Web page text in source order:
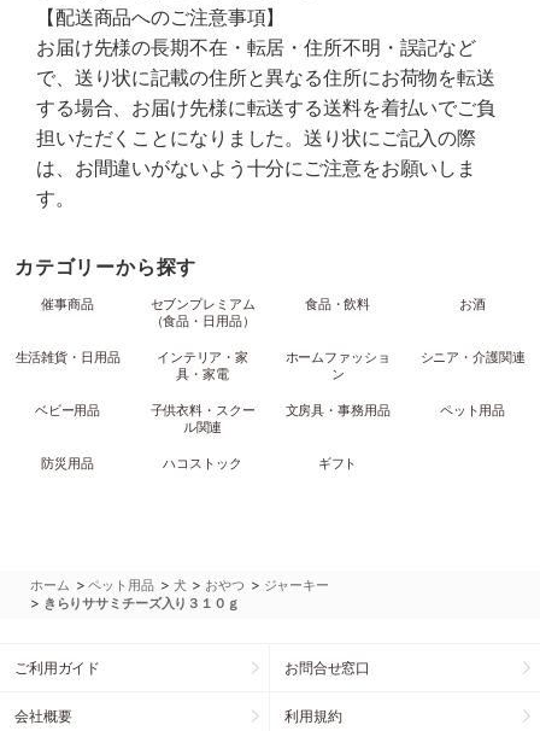
【配送商品へのご注意事項】
お届け先様の長期不在・転居・住所不明・誤記など
で、送り状に記載の住所と異なる住所にお荷物を転送
する場合、お届け先様に転送する送料を着払いでご負
担いただくことになりました。送り状にご記入の際
は、お間違いがないよう十分にご注意をお願いしま
す。
カテゴリーから探す
催事商品
セブンプレミアム
（食品・日用品）
食品・飲料 お酒
生活雑貨・日用品
インテリア・家
具・家電
ホームファッショ
ン
シニア・介護関連
ベビー用品
子供衣料・スクー
ル関連
文房具・事務用品 ペット用品
防災用品 ハコストック ギフト
ホーム >ペット用品 > 犬 > おやつ > ジャーキー
> きらりササミチーズ入り３１０ｇ
ご利用ガイド お問合せ窓口
会社概要 利用規約